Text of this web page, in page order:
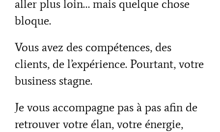
aller plus loin… mais quelque chose
bloque.
Vous avez des compétences, des
clients, de l’expérience. Pourtant, votre
business stagne.
Je vous accompagne pas à pas afin de
retrouver votre élan, votre énergie,